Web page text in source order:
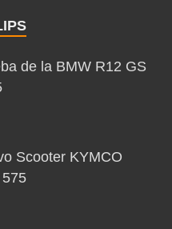
de la BMW R12 GS
Scooter KYMCO